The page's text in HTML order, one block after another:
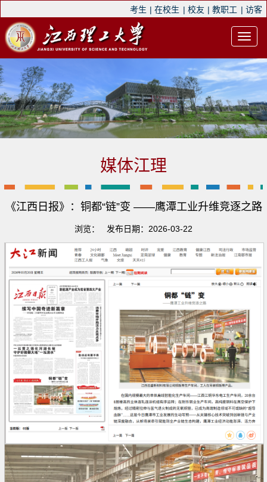
考生 | 在校生 | 校友 | 教职工 | 访客
媒体江理
《江西日报》：铜都“链”变 ——鹰潭工业升维竞逐之路
浏览： 发布日期：2026-03-22